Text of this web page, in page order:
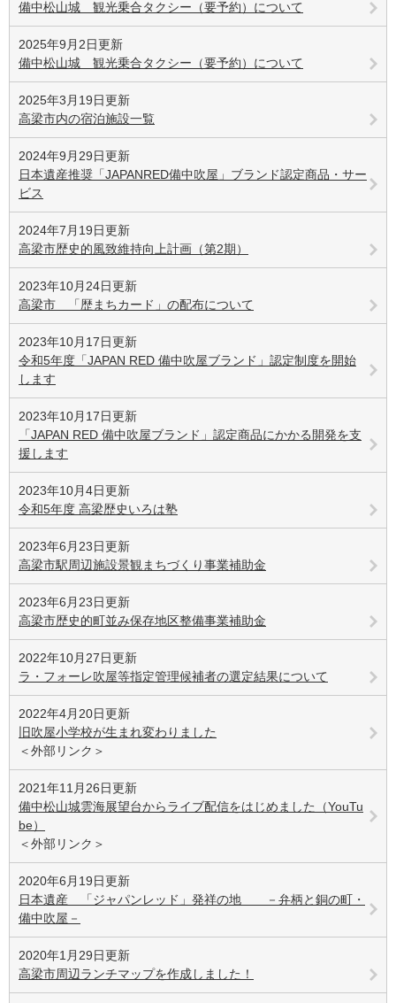
備中松山城 観光乗合タクシー（要予約）について
2025年9月2日更新
備中松山城 観光乗合タクシー（要予約）について
2025年3月19日更新
高梁市内の宿泊施設一覧
2024年9月29日更新
日本遺産推奨「JAPANRED備中吹屋」ブランド認定商品・サー
ビス
2024年7月19日更新
高梁市歴史的風致維持向上計画（第2期）
2023年10月24日更新
高梁市 「歴まちカード」の配布について
2023年10月17日更新
令和5年度「JAPAN RED 備中吹屋ブランド」認定制度を開始
します
2023年10月17日更新
「JAPAN RED 備中吹屋ブランド」認定商品にかかる開発を支
援します
2023年10月4日更新
令和5年度 高梁歴史いろは塾
2023年6月23日更新
高梁市駅周辺施設景観まちづくり事業補助金
2023年6月23日更新
高梁市歴史的町並み保存地区整備事業補助金
2022年10月27日更新
ラ・フォーレ吹屋等指定管理候補者の選定結果について
2022年4月20日更新
旧吹屋小学校が生まれ変わりました
＜外部リンク＞
2021年11月26日更新
備中松山城雲海展望台からライブ配信をはじめました（YouTu
be）
＜外部リンク＞
2020年6月19日更新
日本遺産 「ジャパンレッド」発祥の地 －弁柄と銅の町・
備中吹屋－
2020年1月29日更新
高梁市周辺ランチマップを作成しました！